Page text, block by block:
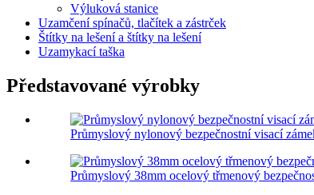
Výluková stanice
Uzamčení spínačů, tlačítek a zástrček
Štítky na lešení a štítky na lešení
Uzamykací taška
Představované výrobky
Průmyslový nylonový bezpečnostní visací
Průmyslový 38mm ocelový třmenový